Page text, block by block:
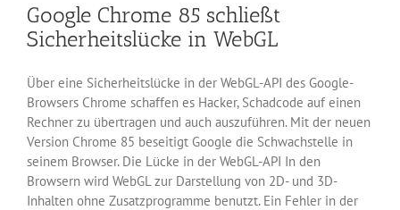
Google Chrome 85 schließt
Sicherheitslücke in WebGL
Über eine Sicherheitslücke in der WebGL-API des Google-
Browsers Chrome schaffen es Hacker, Schadcode auf einen
Rechner zu übertragen und auch auszuführen. Mit der neuen
Version Chrome 85 beseitigt Google die Schwachstelle in
seinem Browser. Die Lücke in der WebGL-API In den
Browsern wird WebGL zur Darstellung von 2D- und 3D-
Inhalten ohne Zusatzprogramme benutzt. Ein Fehler in der